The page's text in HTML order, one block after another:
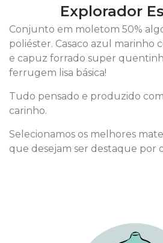
Explorador
Conjunto em moletom 50%
poliéster. Casaco azul marinho
e capuz forrado super
ferrugem lisa básica!
Tudo pensado e produzido
carinho.
Selecionamos os melhores
que desejam ser destaque por